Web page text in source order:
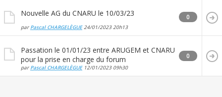
Nouvelle AG du CNARU le 10/03/23
par Pascal CHARGELÈGUE24/01/2023 20h13
0
Passation le 01/01/23 entre ARUGEM et CNARU
pour la prise en charge du forum
par Pascal CHARGELÈGUE12/01/2023 09h30
0